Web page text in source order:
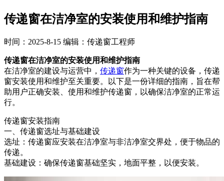
传递窗在洁净室的安装使用和维护指南
时间：2025-8-15 编辑：传递窗工程师
传递窗在洁净室的安装使用和维护指南
在洁净室的建设与运营中， 传递窗作为一种关键的设备，传递
窗安装使用和维护至关重要。以下是一份详细的指南，旨在帮
助用户正确安装、使用和维护传递窗，以确保洁净室的正常运
行。
传递窗安装指南
一、传递窗选址与基础建设
选址：传递窗应安装在洁净室与非洁净室交界处，便于物品的
传递。
基础建设：确保传递窗基础坚实，地面平整，以便安装。